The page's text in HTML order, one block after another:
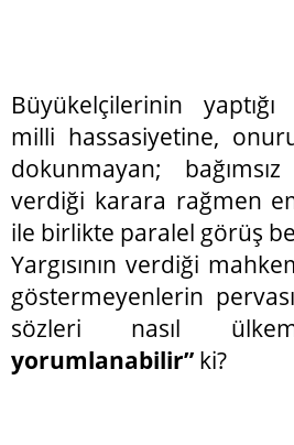
Büyükelçilerinin
milli hassasiyetine,
dokunmayan; bağımsız
verdiği karara rağmen
ile birlikte paralel görüş
Yargısının verdiği
göstermeyenlerin
sözleri nasıl
yorumlanabilir” ki?